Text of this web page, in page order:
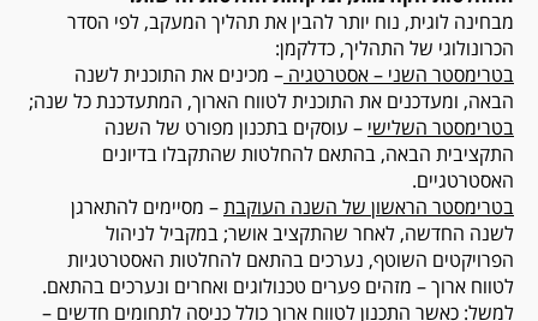
מבחינה לוגית, נוח יותר להבין את תהליך המעקב, לפי הסדר
הכרונולוגי של התהליך, כדלקמן:
בטרימסטר השני – אסטרטגיה – מכינים את התוכנית לשנה
הבאה, ומעדכנים את התוכנית לטווח הארוך, המתעדכנת כל שנה;
בטרימסטר השלישי – עוסקים בתכנון מפורט של השנה
התקציבית הבאה, בהתאם להחלטות שהתקבלו בדיונים
האסטרטגיים.
בטרימסטר הראשון של השנה העוקבת– מסיימים להתארגן
לשנה החדשה, לאחר שהתקציב אושר; במקביל לניהול
הפרויקטים השוטף, נערכים בהתאם להחלטות האסטרטגיות
לטווח ארוך – מזהים פערים טכנולוגים ואחרים ונערכים בהתאם.
למשל: כאשר התכנון לטווח ארוך כולל כניסה לתחומים חדשים –